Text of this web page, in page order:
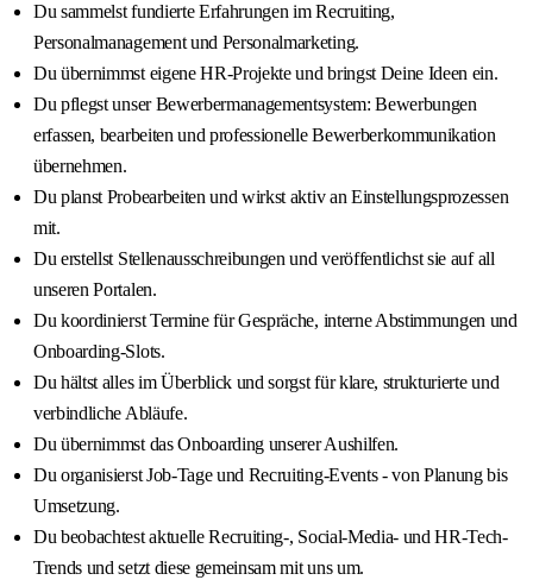
Du sammelst fundierte Erfahrungen im Recruiting,
Personalmanagement und Personalmarketing.
Du übernimmst eigene HR-Projekte und bringst Deine Ideen ein.
Du pflegst unser Bewerbermanagementsystem: Bewerbungen
erfassen, bearbeiten und professionelle Bewerberkommunikation
übernehmen.
Du planst Probearbeiten und wirkst aktiv an Einstellungsprozessen
mit.
Du erstellst Stellenausschreibungen und veröffentlichst sie auf all
unseren Portalen.
Du koordinierst Termine für Gespräche, interne Abstimmungen und
Onboarding-Slots.
Du hältst alles im Überblick und sorgst für klare, strukturierte und
verbindliche Abläufe.
Du übernimmst das Onboarding unserer Aushilfen.
Du organisierst Job-Tage und Recruiting-Events - von Planung bis
Umsetzung.
Du beobachtest aktuelle Recruiting-, Social-Media- und HR-Tech-
Trends und setzt diese gemeinsam mit uns um.